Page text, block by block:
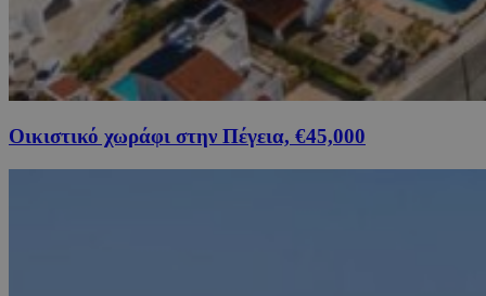
Οικιστικό χωράφι στην Πέγεια, €45,000